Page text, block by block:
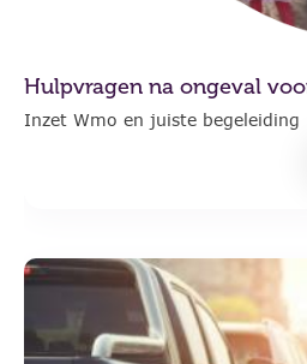
Hulpvragen na ongeval
Inzet Wmo en juiste begeleiding